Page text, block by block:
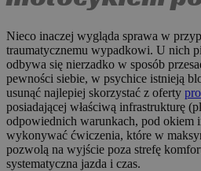
Nieco inaczej wygląda sprawa w
traumatycznemu wypadkowi. U nich
odbywa się nierzadko w sposób
pewności siebie, w psychice istnieją
usunąć najlepiej skorzystać z oferty
posiadającej właściwą infrastrukturę
odpowiednich warunkach, pod okiem
wykonywać ćwiczenia, które w
pozwolą na wyjście poza strefę
systematyczna jazda i czas.